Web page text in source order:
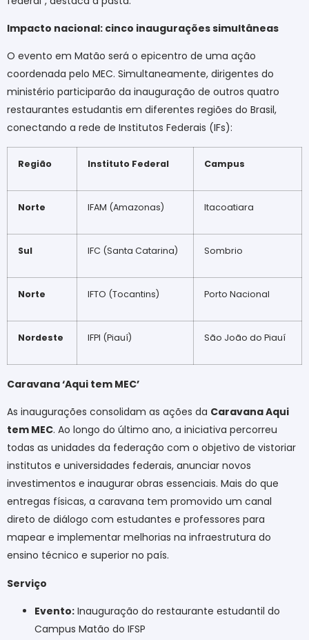
Impacto nacional: cinco inaugurações simultâneas
O evento em Matão será o epicentro de uma ação
coordenada pelo MEC. Simultaneamente, dirigentes do
ministério participarão da inauguração de outros quatro
restaurantes estudantis em diferentes regiões do Brasil,
conectando a rede de Institutos Federais (IFs):
Região Instituto Federal Campus
Norte IFAM (Amazonas) Itacoatiara
Sul IFC (Santa Catarina) Sombrio
Norte IFTO (Tocantins) Porto Nacional
Nordeste IFPI (Piauí) São João do Piauí
Caravana ‘Aqui tem MEC’
As inaugurações consolidam as ações da Caravana Aqui
tem MEC. Ao longo do último ano, a iniciativa percorreu
todas as unidades da federação com o objetivo de vistoriar
institutos e universidades federais, anunciar novos
investimentos e inaugurar obras essenciais. Mais do que
entregas físicas, a caravana tem promovido um canal
direto de diálogo com estudantes e professores para
mapear e implementar melhorias na infraestrutura do
ensino técnico e superior no país.
Serviço
Evento: Inauguração do restaurante estudantil do
Campus Matão do IFSP